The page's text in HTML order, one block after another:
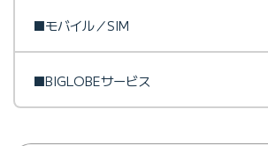
■モバイル／SIM
■BIGLOBEサービス